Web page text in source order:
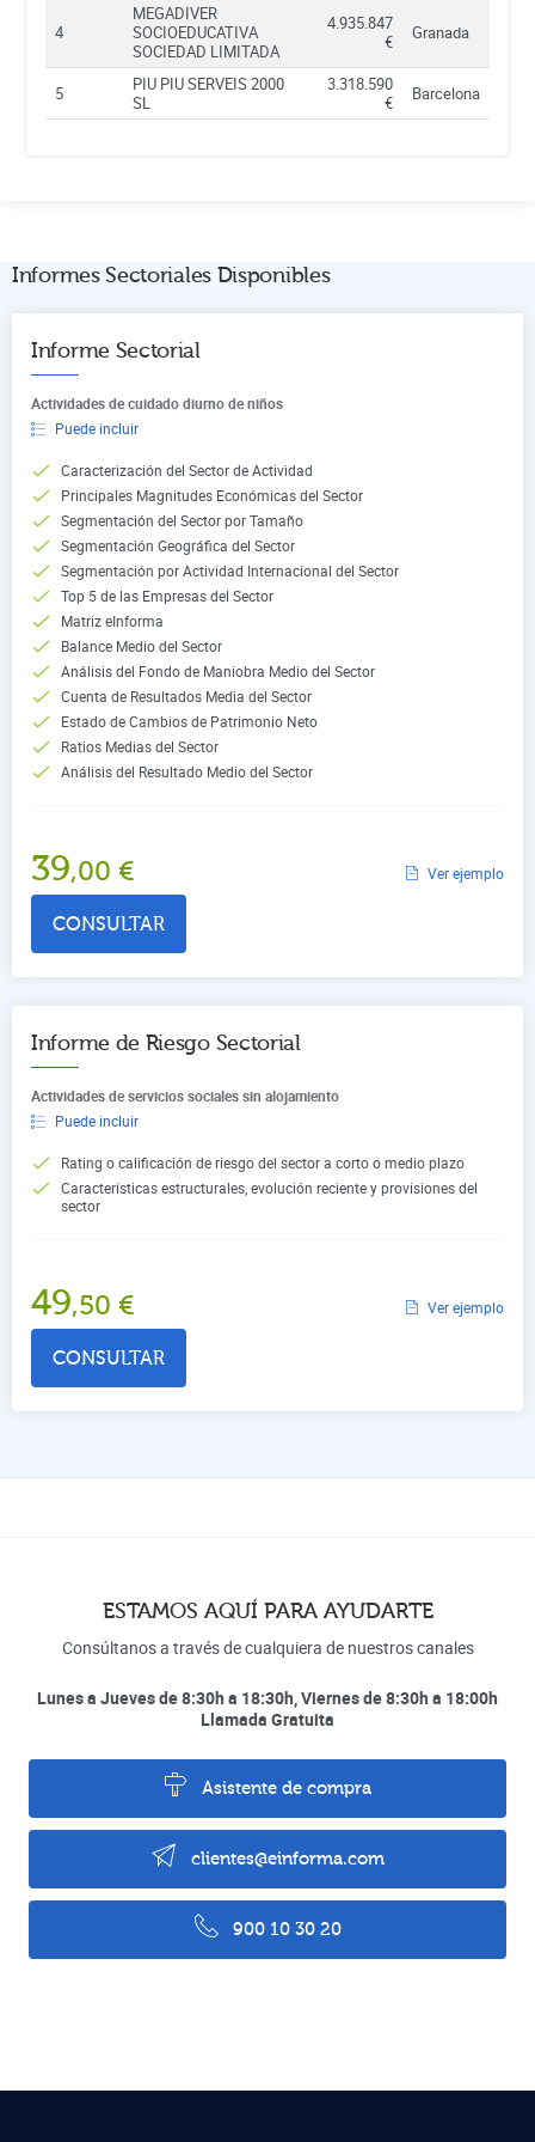
4
MEGADIVER
SOCIOEDUCATIVA
SOCIEDAD LIMITADA
4.935.847
€
Granada
5
PIU PIU SERVEIS 2000
SL
3.318.590
€
Barcelona
Informes Sectoriales Disponibles
Informe Sectorial
Actividades de cuidado diurno de niños
Puede incluir
Caracterización del Sector de Actividad
Principales Magnitudes Económicas del Sector
Segmentación del Sector por Tamaño
Segmentación Geográfica del Sector
Segmentación por Actividad Internacional del Sector
Top 5 de las Empresas del Sector
Matriz eInforma
Balance Medio del Sector
Análisis del Fondo de Maniobra Medio del Sector
Cuenta de Resultados Media del Sector
Estado de Cambios de Patrimonio Neto
Ratios Medias del Sector
Análisis del Resultado Medio del Sector
39,00 € Ver ejemplo
CONSULTAR
Informe de Riesgo Sectorial
Actividades de servicios sociales sin alojamiento
Puede incluir
Rating o calificación de riesgo del sector a corto o medio plazo
Características estructurales, evolución reciente y provisiones del
sector
49,50 € Ver ejemplo
CONSULTAR
ESTAMOS AQUÍ PARA AYUDARTE
Consúltanos a través de cualquiera de nuestros canales
Lunes a Jueves de 8:30h a 18:30h, Viernes de 8:30h a 18:00h
Llamada Gratuita
Asistente de compra
clientes@einforma.com
900 10 30 20